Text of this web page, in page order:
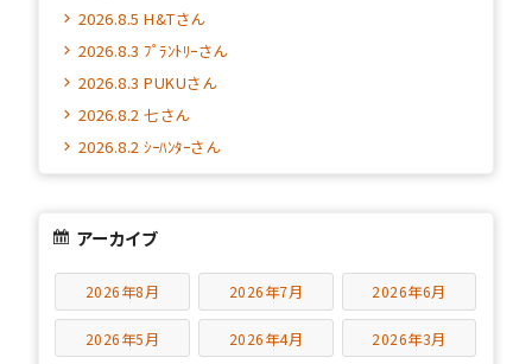
2026.8.5 H&Tさん
2026.8.3 ﾌﾟﾗﾝﾄﾘｰさん
2026.8.3 PUKUさん
2026.8.2 七さん
2026.8.2 ｼｰﾊﾝﾀｰさん
アーカイブ
2026年8月 2026年7月 2026年6月
2026年5月 2026年4月 2026年3月